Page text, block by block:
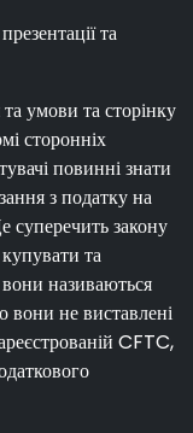
та
умови та сторінку
сторонніх
повинні знати
з податку на
суперечить закону
та
називаються
вони не виставлені
CFTC,